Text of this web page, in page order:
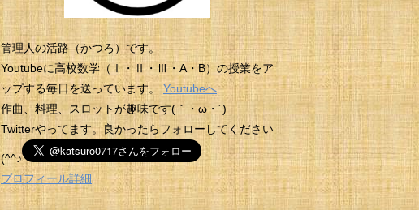
管理人の活路（かつろ）です。
Youtubeに高校数学（Ⅰ・Ⅱ・Ⅲ・A・B）の授業をア
ップする毎日を送っています。Youtubeへ
作曲、料理、スロットが趣味です(｀・ω・´)
Twitterやってます。良かったらフォローしてください
(^^♪
プロフィール詳細